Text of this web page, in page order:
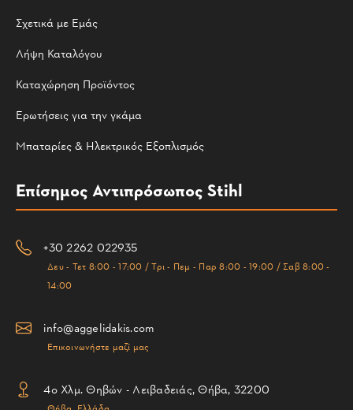
Σχετικά με Εμάς
Λήψη Καταλόγου
Καταχώρηση Προϊόντος
Ερωτήσεις για την γκάμα
Μπαταρίες & Ηλεκτρικός Εξοπλισμός
Επίσημος Αντιπρόσωπος Stihl
+30 2262 022935
Δευ - Τετ 8:00 - 17:00 / Τρι - Πεμ - Παρ 8:00 - 19:00 / Σαβ 8:00 -
14:00
info@aggelidakis.com
Επικοινωνήστε μαζί μας
4ο Χλμ. Θηβών - Λειβαδειάς, Θήβα, 32200